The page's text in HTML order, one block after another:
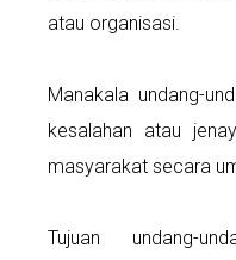
atau organisasi.
Manakala undang-
kesalahan atau
masyarakat secara
Tujuan undang-